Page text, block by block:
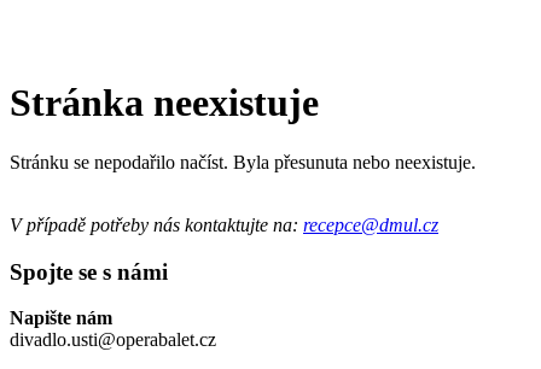
Stránka neexistuje
Stránku se nepodařilo načíst. Byla přesunuta nebo neexistuje.
V případě potřeby nás kontaktujte na: recepce@dmul.cz
Spojte se s námi
Napište nám
divadlo.usti@operabalet.cz